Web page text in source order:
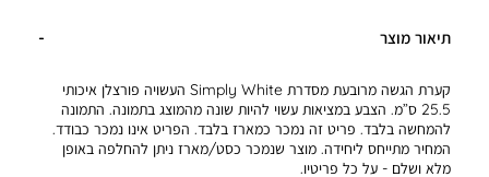
תיאור מוצר
קערת הגשה מרובעת מסדרת Simply White העשויה פורצלן איכותי
25.5 ס”מ. הצבע במציאות עשוי להיות שונה מהמוצג בתמונה. התמונה
להמחשה בלבד. פריט זה נמכר כמארז בלבד. הפריט אינו נמכר כבודד.
המחיר מתייחס ליחידה. מוצר שנמכר כסט/מארז ניתן להחלפה באופן
מלא ושלם - על כל פריטיו.